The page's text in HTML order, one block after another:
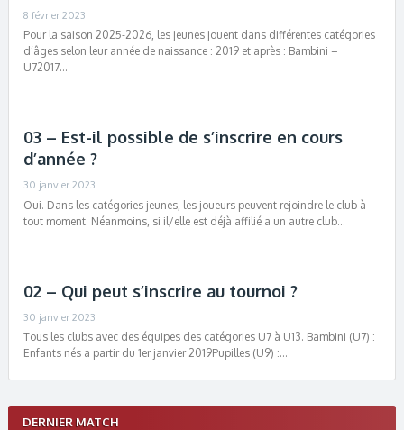
8 février 2023
Pour la saison 2025-2026, les jeunes jouent dans différentes catégories
d’âges selon leur année de naissance : 2019 et après : Bambini –
U72017…
03 – Est-il possible de s’inscrire en cours
d’année ?
30 janvier 2023
Oui. Dans les catégories jeunes, les joueurs peuvent rejoindre le club à
tout moment. Néanmoins, si il/elle est déjà affilié a un autre club…
02 – Qui peut s’inscrire au tournoi ?
30 janvier 2023
Tous les clubs avec des équipes des catégories U7 à U13. Bambini (U7) :
Enfants nés a partir du 1er janvier 2019Pupilles (U9) :…
DERNIER MATCH